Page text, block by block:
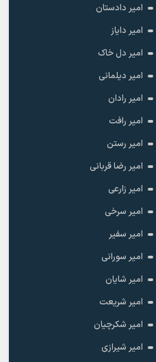
امیر دادستان
امیر دایاز
امیر دل خاک
امیر دیلمانی
امیر رادان
امیر رافت
امیر رستن
امیر رضا قربانی
امیر زارعی
امیر سرخی
امیر سفیر
امیر سورانی
امیر شایان
امیر شریعت
امیر شکرچیان
امیر شیرازی